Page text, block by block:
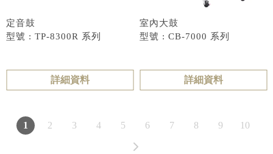
定音鼓
型號 : TP-8300R 系列
詳細資料
室內大鼓
型號 : CB-7000 系列
詳細資料
1 2 3 4 5 6 7 8 9 10